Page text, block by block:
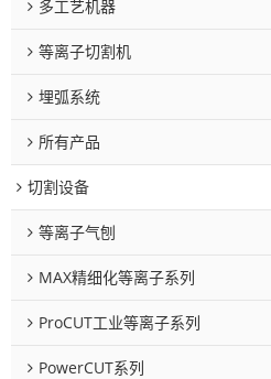
多工艺机器
等离子切割机
埋弧系统
所有产品
切割设备
等离子气刨
MAX精细化等离子系列
ProCUT工业等离子系列
PowerCUT系列